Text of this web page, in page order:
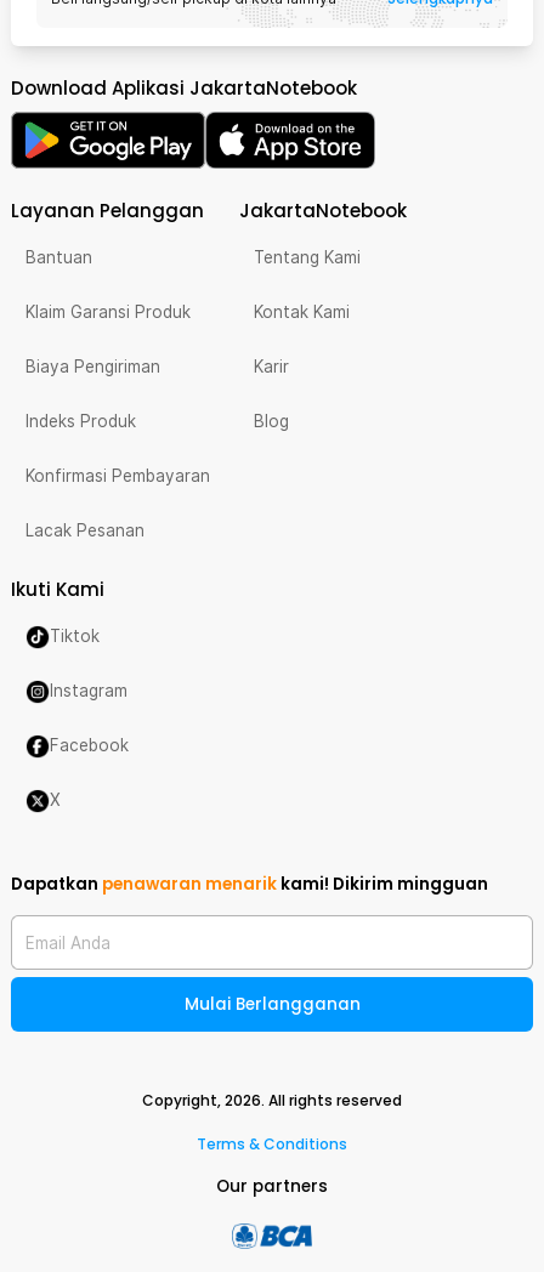
Download Aplikasi JakartaNotebook
Layanan Pelanggan
Bantuan
Klaim Garansi Produk
Biaya Pengiriman
Indeks Produk
Konfirmasi Pembayaran
Lacak Pesanan
JakartaNotebook
Tentang Kami
Kontak Kami
Karir
Blog
Ikuti Kami
Tiktok
Instagram
Facebook
X
Dapatkan penawaran menarik kami! Dikirim mingguan
Email Anda
Mulai Berlangganan
Copyright,2026. All rights reserved
Terms & Conditions
Our partners